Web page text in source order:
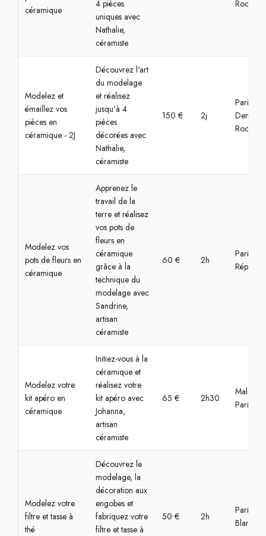
céramique
4 pièces
uniques avec
Nathalie,
céramiste
Modelez et
émaillez vos
pièces en
céramique - 2J
Découvrez l'art
du modelage
et réalisez
jusqu'à 4
pièces
décorées avec
Nathalie,
céramiste
150 € 2j
Paris,
Denfert-
Modelez vos
pots de fleurs en
céramique
Apprenez le
travail de la
terre et réalisez
vos pots de
fleurs en
céramique
grâce à la
technique du
modelage avec
Sandrine,
artisan
céramiste
60 € 2h
Paris,
Modelez votre
kit apéro en
céramique
Initiez-vous à la
céramique et
réalisez votre
kit apéro avec
Johanna,
artisan
céramiste
65 € 2h30
Paris
Modelez votre
filtre et tasse à
thé
Découvrez le
modelage, la
décoration aux
engobes et
fabriquez votre
filtre et tasse à
50 € 2h
Paris,
Blanc